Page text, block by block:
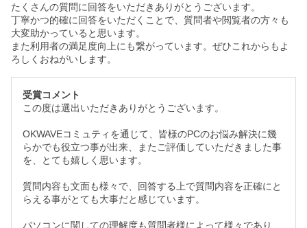
たくさんの質問に回答をいただきありがとうございます。
丁寧かつ的確に回答をいただくことで、質問者や閲覧者の方々も
大変助かっていると思います。
また利用者の満足度向上にも繋がっています。ぜひこれからもよ
ろしくおねがいします。
受賞コメント
この度は選出いただきありがとうございます。
OKWAVEコミュティを通じて、皆様のPCのお悩み解決に幾
らかでも役立つ事が出来、またご評価していただきました事
を、とても嬉しく思います。
質問内容も文面も様々で、回答する上で質問内容を正確にと
らえる事がとても大事だと感じています。
パソコンに関しての理解度も質問者様によって様々であり、